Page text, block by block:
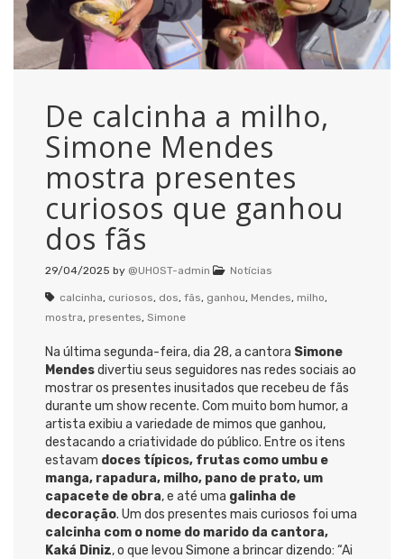
De calcinha a milho,
Simone Mendes
mostra presentes
curiosos que ganhou
dos fãs
29/04/2025 by @UHOST-admin Notícias
calcinha, curiosos, dos, fãs, ganhou, Mendes, milho,
mostra, presentes, Simone
Na última segunda-feira, dia 28, a cantora Simone
Mendesdivertiu seus seguidores nas redes sociais ao
mostrar os presentes inusitados que recebeu de fãs
durante um show recente. Com muito bom humor, a
artista exibiu a variedade de mimos que ganhou,
destacando a criatividade do público. Entre os itens
estavam doces típicos, frutas como umbu e
manga, rapadura, milho, pano de prato, um
capacete de obra, e até uma galinha de
decoração. Um dos presentes mais curiosos foi uma
calcinha com o nome do marido da cantora,
Kaká Diniz, o que levou Simone a brincar dizendo: “Ai